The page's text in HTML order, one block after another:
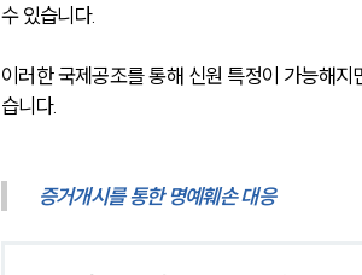
수 있습니다.
이러한 국제공조를 통해 신원 특정이 가능해
습니다.
증거개시를 통한 명예훼손 대응